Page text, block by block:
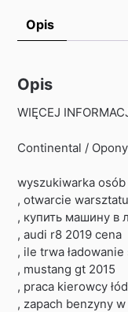
Opis
Opis
WIĘCEJ
Continental /
wyszukiwarka
, otwarcie
, купить машину в
, audi r8 2019 cena
, ile trwa
, mustang gt 2015
, praca kierowcy
, zapach benzyny